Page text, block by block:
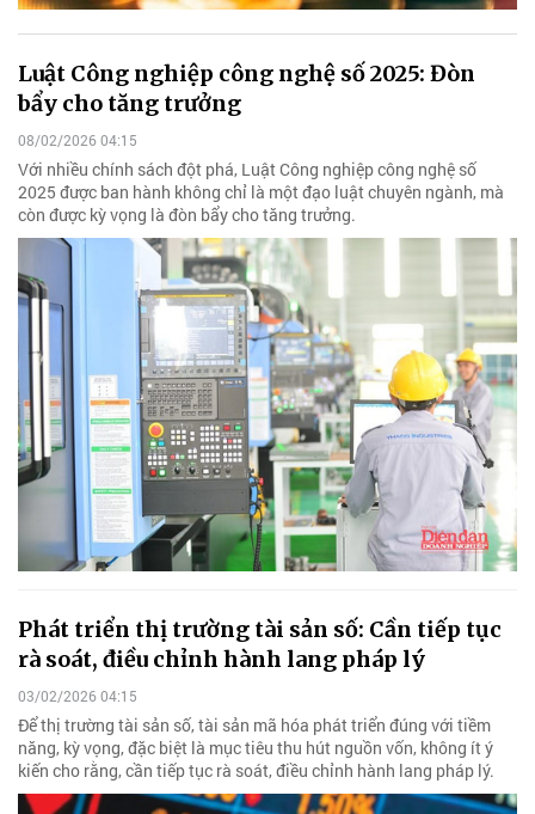
Luật Công nghiệp công nghệ số 2025: Đòn
bẩy cho tăng trưởng
08/02/2026 04:15
Với nhiều chính sách đột phá, Luật Công nghiệp công nghệ số
2025 được ban hành không chỉ là một đạo luật chuyên ngành, mà
còn được kỳ vọng là đòn bẩy cho tăng trưởng.
Phát triển thị trường tài sản số: Cần tiếp tục
rà soát, điều chỉnh hành lang pháp lý
03/02/2026 04:15
Để thị trường tài sản số, tài sản mã hóa phát triển đúng với tiềm
năng, kỳ vọng, đặc biệt là mục tiêu thu hút nguồn vốn, không ít ý
kiến cho rằng, cần tiếp tục rà soát, điều chỉnh hành lang pháp lý.